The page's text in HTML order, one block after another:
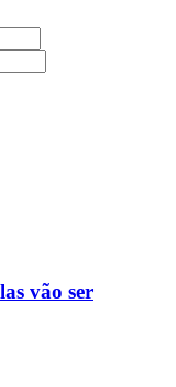
vão ser